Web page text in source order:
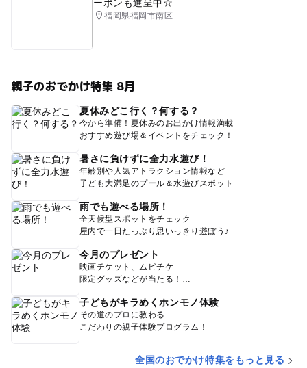
ーポンも進呈中☆
福岡県福岡市南区
親子のおでかけ特集 8月
夏休みどこ行く？何する？
今から準備！夏休みのお出かけ情報満載
おすすめ遊び場＆イベントをチェック！
暑さに負けずに全力水遊び！
年齢別や人気アトラクション情報など
子ども大満足のプール＆水遊びスポット
雨でも遊べる場所！
全天候型スポットをチェック
屋内で一日たっぷり思いっきり遊ぼう♪
今月のプレゼント
映画チケット、ムビチケ
限定グッズなどが当たる！
子どもがキラめくホンモノ体験
その道のプロに教わる
こだわりの親子体験プログラム！
全国のおでかけ特集をもっと見る